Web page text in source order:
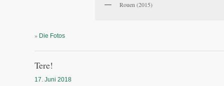
Rouen (2015)
» Die Fotos
Tere!
17. Juni 2018